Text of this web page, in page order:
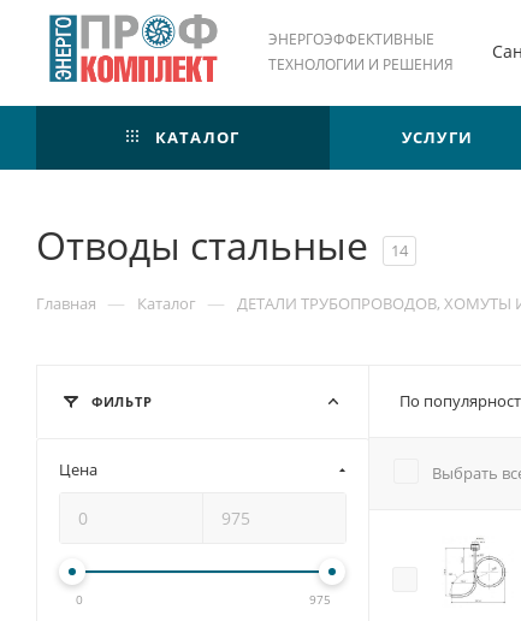
ЭНЕРГОЭФФЕКТИВНЫЕ
ТЕХНОЛОГИИ И РЕШЕНИЯ
КАТАЛОГ УСЛУГИ
Отводы стальные 14
Главная — Каталог — ДЕТАЛИ ТРУБОПРОВОДОВ, ХОМУТЫ
По
Выбрать
ФИЛЬТР
Цена
0 975